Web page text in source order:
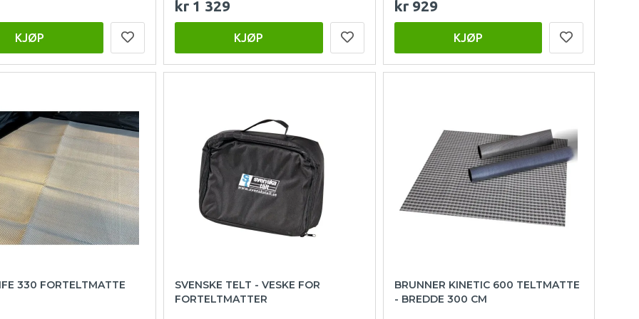
KJØP
kr 1 329
KJØP
kr 929
KJØP
330 FORTELTMATTE
SVENSKE TELT - VESKE FOR
FORTELTMATTER
BRUNNER KINETIC 600 TELTMATTE
- BREDDE 300 CM